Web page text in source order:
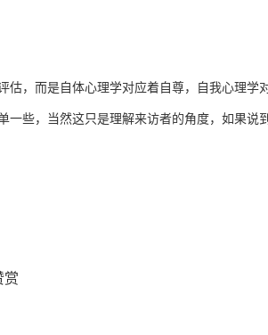
估，而是自体心理学对应着自尊，自我心理学
一些，当然这只是理解来访者的角度，如果说
赏